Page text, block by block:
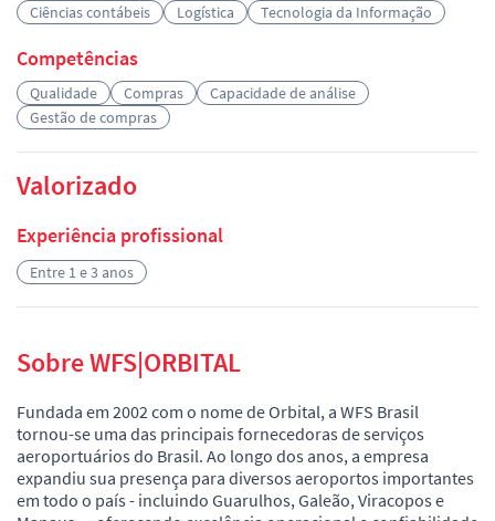
Ciências contábeis
Logística Tecnologia da Informação
Competências
Qualidade Compras
Capacidade de análise
Gestão de compras
Valorizado
Experiência profissional
Entre 1 e 3 anos
Sobre WFS|ORBITAL
Fundada em 2002 com o nome de Orbital, a WFS Brasil
tornou-se uma das principais fornecedoras de serviços
aeroportuários do Brasil. Ao longo dos anos, a empresa
expandiu sua presença para diversos aeroportos importantes
em todo o país - incluindo Guarulhos, Galeão, Viracopos e